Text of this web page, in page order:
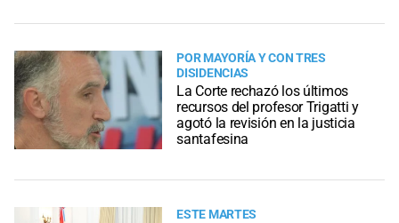
POR MAYORÍA Y CON TRES
DISIDENCIAS
La Corte rechazó los últimos
recursos del profesor Trigatti y
agotó la revisión en la justicia
santafesina
ESTE MARTES